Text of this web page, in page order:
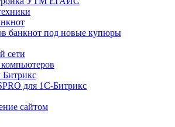
банкнот под новые купюры
сети
Битрикс
для 1С-Битрикс
сайтом